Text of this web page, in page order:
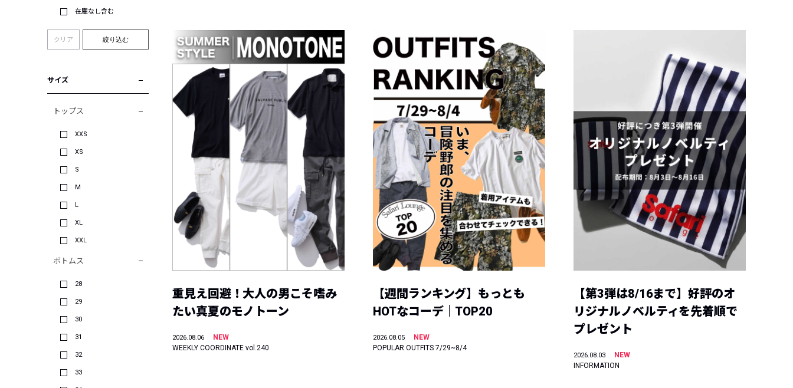
在庫なし含む
クリア 絞り込む
サイズ
トップス
XXS
XS
S
M
L
XL
XXL
ボトムス
28
29
30
31
32
33
重見え回避！大人の男こそ嗜み
たい真夏のモノトーン
2026.08.06
NEW
WEEKLY COORDINATE vol.240
【週間ランキング】もっとも
HOTなコーデ｜TOP20
2026.08.05
NEW
POPULAR OUTFITS 7/29~8/4
【第3弾は8/16まで】好評のオ
リジナルノベルティを先着順で
プレゼント
2026.08.03
NEW
INFORMATION